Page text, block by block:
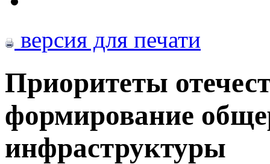
версия для печати
Приоритеты
формирование
инфраструктуры